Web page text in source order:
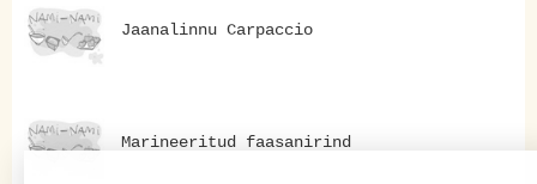
Jaanalinnu Carpaccio
Marineeritud faasanirind